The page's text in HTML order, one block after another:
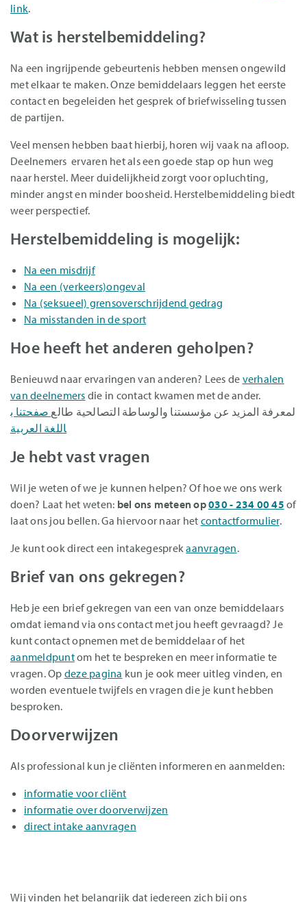
link.
Wat is herstelbemiddeling?
Na een ingrijpende gebeurtenis hebben mensen ongewild
met elkaar te maken. Onze bemiddelaars leggen het eerste
contact en begeleiden het gesprek of briefwisseling tussen
de partijen.
Veel mensen hebben baat hierbij, horen wij vaak na afloop.
Deelnemers ervaren het als een goede stap op hun weg
naar herstel. Meer duidelijkheid zorgt voor opluchting,
minder angst en minder boosheid. Herstelbemiddeling biedt
weer perspectief.
Herstelbemiddeling is mogelijk:
Na een misdrijf
Na een (verkeers)ongeval
Na (seksueel) grensoverschrijdend gedrag
Na misstanden in de sport
Hoe heeft het anderen geholpen?
Benieuwd naar ervaringen van anderen? Lees de verhalen
van deelnemers die in contact kwamen met de ander.
لمعرفة المزيد عن مؤسستنا والوساطة التصالحية طالع صفحتنا ب
اللغة العربية
Je hebt vast vragen
Wil je weten of we je kunnen helpen? Of hoe we ons werk
doen? Laat het weten: bel ons meteen op030 - 234 00 45 of
laat ons jou bellen. Ga hiervoor naar het contactformulier.
Je kunt ook direct een intakegesprekaanvragen.
Brief van ons gekregen?
Heb je een brief gekregen van een van onze bemiddelaars
omdat iemand via ons contact met jou heeft gevraagd? Je
kunt contact opnemen met de bemiddelaar of het
aanmeldpuntom het te bespreken en meer informatie te
vragen. Op deze pagina kun je ook meer uitleg vinden, en
worden eventuele twijfels en vragen die je kunt hebben
besproken.
Doorverwijzen
Als professional kun je cliënten informeren en aanmelden:
informatie voor cliënt
informatie over doorverwijzen
direct intake aanvragen
Wij vinden het belangrijk dat iedereen zich bij ons